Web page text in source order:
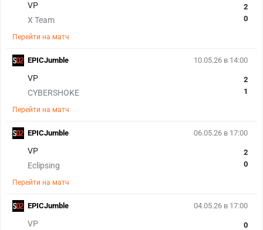
VP
X Team
2
0
Перейти на матч
10.05.26 в 14:00
VP
CYBERSHOKE
2
1
Перейти на матч
EPICJumble
06.05.26 в 17:00
VP
Eclipsing
2
0
Перейти на матч
EPICJumble
04.05.26 в 17:00
VP
0
EPICJumble